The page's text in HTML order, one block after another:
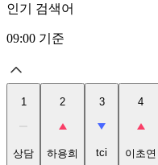
인기 검색어
09:00 기준
1
상담
2
하용희
3
tci
4
이초연